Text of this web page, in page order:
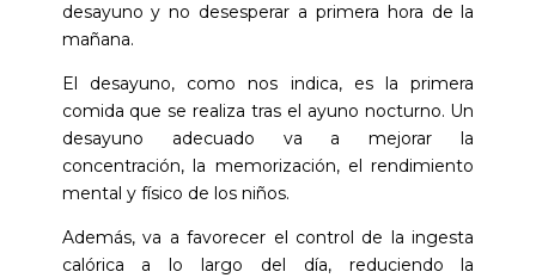
desayuno y no desesperar a primera hora de la
mañana.
El desayuno, como nos indica, es la primera
comida que se realiza tras el ayuno nocturno. Un
desayuno adecuado va a mejorar la
concentración, la memorización, el rendimiento
mental y físico de los niños.
Además, va a favorecer el control de la ingesta
calórica a lo largo del día, reduciendo la